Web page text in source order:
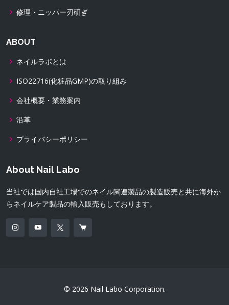
修理・ニッパー刃研ぎ
ABOUT
ネイルラボとは
ISO22716(化粧品GMP)の取り組み
会社概要・業務案内
沿革
プライバシーポリシー
About Nail Labo
当社では国内自社工場でのネイル関連製品の製造販売と共に海外か
らネイルケア製品の輸入販売もしております。
© 2026 Nail Labo Corporation.